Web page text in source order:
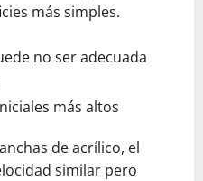
más simples.
no ser adecuada
más altos
de acrílico, el
similar pero